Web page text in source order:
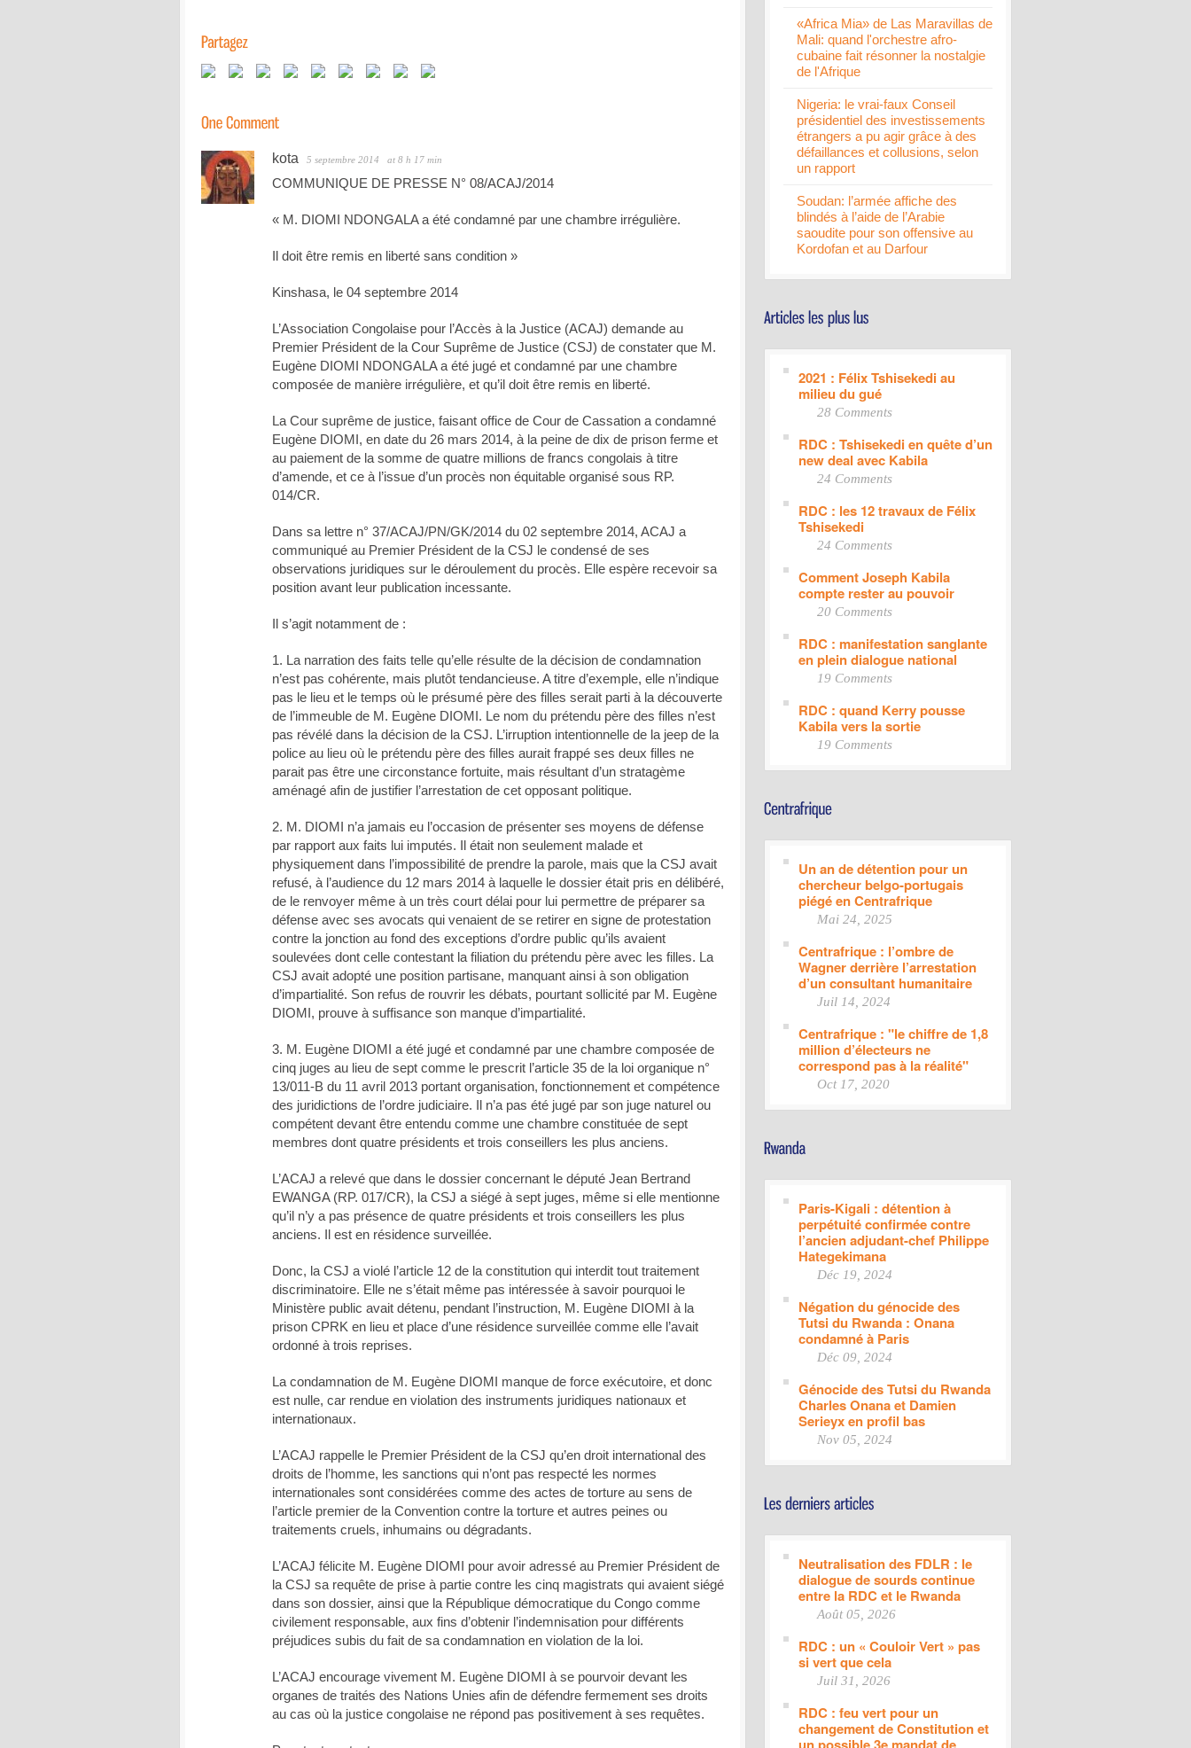
kota 5 septembre 2014 at 8 h 17 min
COMMUNIQUE DE PRESSE N° 08/ACAJ/2014
« M. DIOMI NDONGALA a été condamné par une chambre irrégulière.
Il doit être remis en liberté sans condition »
Kinshasa, le 04 septembre 2014
L’Association Congolaise pour l’Accès à la Justice (ACAJ) demande au
Premier Président de la Cour Suprême de Justice (CSJ) de constater que M.
Eugène DIOMI NDONGALA a été jugé et condamné par une chambre
composée de manière irrégulière, et qu’il doit être remis en liberté.
La Cour suprême de justice, faisant office de Cour de Cassation a condamné
Eugène DIOMI, en date du 26 mars 2014, à la peine de dix de prison ferme et
au paiement de la somme de quatre millions de francs congolais à titre
d’amende, et ce à l’issue d’un procès non équitable organisé sous RP.
014/CR.
Dans sa lettre n° 37/ACAJ/PN/GK/2014 du 02 septembre 2014, ACAJ a
communiqué au Premier Président de la CSJ le condensé de ses
observations juridiques sur le déroulement du procès. Elle espère recevoir sa
position avant leur publication incessante.
Il s’agit notamment de :
1. La narration des faits telle qu’elle résulte de la décision de condamnation
n’est pas cohérente, mais plutôt tendancieuse. A titre d’exemple, elle n’indique
pas le lieu et le temps où le présumé père des filles serait parti à la découverte
de l’immeuble de M. Eugène DIOMI. Le nom du prétendu père des filles n’est
pas révélé dans la décision de la CSJ. L’irruption intentionnelle de la jeep de la
police au lieu où le prétendu père des filles aurait frappé ses deux filles ne
parait pas être une circonstance fortuite, mais résultant d’un stratagème
aménagé afin de justifier l’arrestation de cet opposant politique.
2. M. DIOMI n’a jamais eu l’occasion de présenter ses moyens de défense
par rapport aux faits lui imputés. Il était non seulement malade et
physiquement dans l’impossibilité de prendre la parole, mais que la CSJ avait
refusé, à l’audience du 12 mars 2014 à laquelle le dossier était pris en délibéré,
de le renvoyer même à un très court délai pour lui permettre de préparer sa
défense avec ses avocats qui venaient de se retirer en signe de protestation
contre la jonction au fond des exceptions d’ordre public qu’ils avaient
soulevées dont celle contestant la filiation du prétendu père avec les filles. La
CSJ avait adopté une position partisane, manquant ainsi à son obligation
d’impartialité. Son refus de rouvrir les débats, pourtant sollicité par M. Eugène
DIOMI, prouve à suffisance son manque d’impartialité.
3. M. Eugène DIOMI a été jugé et condamné par une chambre composée de
cinq juges au lieu de sept comme le prescrit l’article 35 de la loi organique n°
13/011-B du 11 avril 2013 portant organisation, fonctionnement et compétence
des juridictions de l’ordre judiciaire. Il n’a pas été jugé par son juge naturel ou
compétent devant être entendu comme une chambre constituée de sept
membres dont quatre présidents et trois conseillers les plus anciens.
L’ACAJ a relevé que dans le dossier concernant le député Jean Bertrand
EWANGA (RP. 017/CR), la CSJ a siégé à sept juges, même si elle mentionne
qu’il n’y a pas présence de quatre présidents et trois conseillers les plus
anciens. Il est en résidence surveillée.
Donc, la CSJ a violé l’article 12 de la constitution qui interdit tout traitement
discriminatoire. Elle ne s’était même pas intéressée à savoir pourquoi le
Ministère public avait détenu, pendant l’instruction, M. Eugène DIOMI à la
prison CPRK en lieu et place d’une résidence surveillée comme elle l’avait
ordonné à trois reprises.
La condamnation de M. Eugène DIOMI manque de force exécutoire, et donc
est nulle, car rendue en violation des instruments juridiques nationaux et
internationaux.
L’ACAJ rappelle le Premier Président de la CSJ qu’en droit international des
droits de l’homme, les sanctions qui n’ont pas respecté les normes
internationales sont considérées comme des actes de torture au sens de
l’article premier de la Convention contre la torture et autres peines ou
traitements cruels, inhumains ou dégradants.
L’ACAJ félicite M. Eugène DIOMI pour avoir adressé au Premier Président de
la CSJ sa requête de prise à partie contre les cinq magistrats qui avaient siégé
dans son dossier, ainsi que la République démocratique du Congo comme
civilement responsable, aux fins d’obtenir l’indemnisation pour différents
préjudices subis du fait de sa condamnation en violation de la loi.
L’ACAJ encourage vivement M. Eugène DIOMI à se pourvoir devant les
organes de traités des Nations Unies afin de défendre fermement ses droits
au cas où la justice congolaise ne répond pas positivement à ses requêtes.
«Africa Mia» de Las Maravillas de
Mali: quand l'orchestre afro-
cubaine fait résonner la nostalgie
de l'Afrique
Nigeria: le vrai-faux Conseil
présidentiel des investissements
étrangers a pu agir grâce à des
défaillances et collusions, selon
un rapport
Soudan: l’armée affiche des
blindés à l’aide de l’Arabie
saoudite pour son offensive au
Kordofan et au Darfour
2021 : Félix Tshisekedi au
milieu du gué
28 Comments
RDC : Tshisekedi en quête d’un
new deal avec Kabila
24 Comments
RDC : les 12 travaux de Félix
Tshisekedi
24 Comments
Comment Joseph Kabila
compte rester au pouvoir
20 Comments
RDC : manifestation sanglante
en plein dialogue national
19 Comments
RDC : quand Kerry pousse
Kabila vers la sortie
19 Comments
Un an de détention pour un
chercheur belgo-portugais
piégé en Centrafrique
Mai 24, 2025
Centrafrique : l’ombre de
Wagner derrière l’arrestation
d’un consultant humanitaire
Juil 14, 2024
Centrafrique : "le chiffre de 1,8
million d’électeurs ne
correspond pas à la réalité"
Oct 17, 2020
Paris-Kigali : détention à
perpétuité confirmée contre
l’ancien adjudant-chef Philippe
Hategekimana
Déc 19, 2024
Négation du génocide des
Tutsi du Rwanda : Onana
condamné à Paris
Déc 09, 2024
Génocide des Tutsi du Rwanda
Charles Onana et Damien
Serieyx en profil bas
Nov 05, 2024
Neutralisation des FDLR : le
dialogue de sourds continue
entre la RDC et le Rwanda
Août 05, 2026
RDC : un « Couloir Vert » pas
si vert que cela
Juil 31, 2026
RDC : feu vert pour un
changement de Constitution et